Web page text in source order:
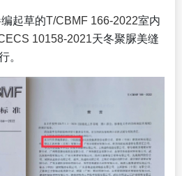
起草的T/CBMF 166-2022室内
10158-2021天冬聚脲美缝
。